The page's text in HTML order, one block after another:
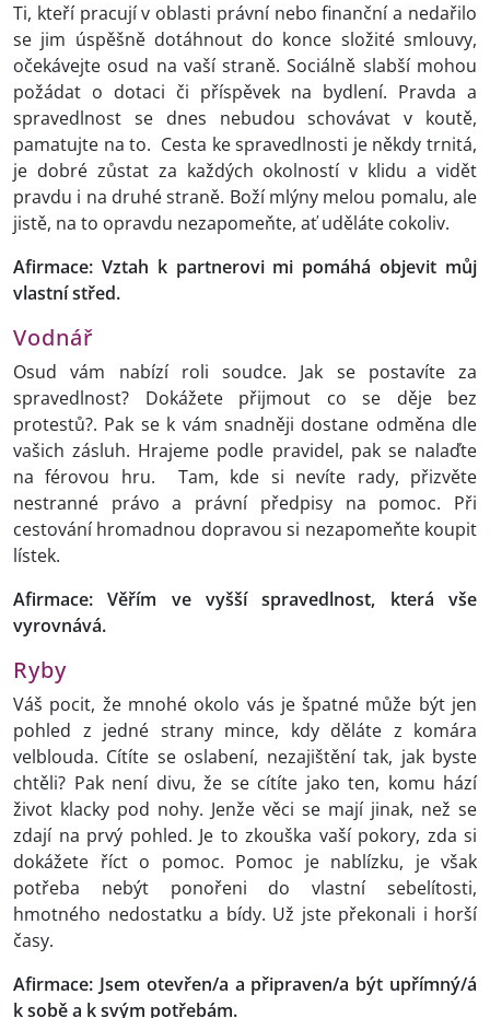
Ti, kteří pracují v oblasti právní nebo finanční a nedařilo
se jim úspěšně dotáhnout do konce složité smlouvy,
očekávejte osud na vaší straně. Sociálně slabší mohou
požádat o dotaci či příspěvek na bydlení. Pravda a
spravedlnost se dnes nebudou schovávat v koutě,
pamatujte na to. Cesta ke spravedlnosti je někdy trnitá,
je dobré zůstat za každých okolností v klidu a vidět
pravdu i na druhé straně. Boží mlýny melou pomalu, ale
jistě, na to opravdu nezapomeňte, ať uděláte cokoliv.
Afirmace: Vztah k partnerovi mi pomáhá objevit můj
vlastní střed.
Vodnář
Osud vám nabízí roli soudce. Jak se postavíte za
spravedlnost? Dokážete přijmout co se děje bez
protestů?. Pak se k vám snadněji dostane odměna dle
vašich zásluh. Hrajeme podle pravidel, pak se nalaďte
na férovou hru. Tam, kde si nevíte rady, přizvěte
nestranné právo a právní předpisy na pomoc. Při
cestování hromadnou dopravou si nezapomeňte koupit
lístek.
Afirmace: Věřím ve vyšší spravedlnost, která vše
vyrovnává.
Ryby
Váš pocit, že mnohé okolo vás je špatné může být jen
pohled z jedné strany mince, kdy děláte z komára
velblouda. Cítíte se oslabení, nezajištění tak, jak byste
chtěli? Pak není divu, že se cítíte jako ten, komu hází
život klacky pod nohy. Jenže věci se mají jinak, než se
zdají na prvý pohled. Je to zkouška vaší pokory, zda si
dokážete říct o pomoc. Pomoc je nablízku, je však
potřeba nebýt ponořeni do vlastní sebelítosti,
hmotného nedostatku a bídy. Už jste překonali i horší
časy.
Afirmace: Jsem otevřen/a a připraven/a být upřímný/á
k sobě a k svým potřebám.